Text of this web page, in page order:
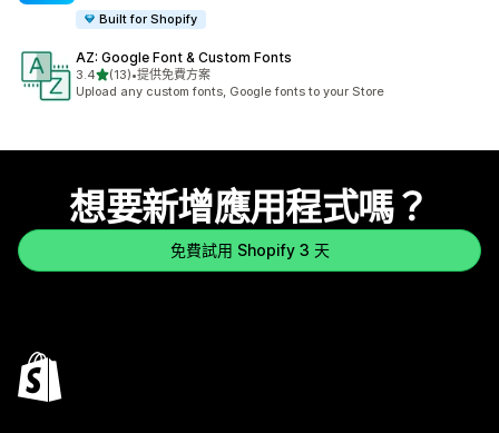
Built for Shopify
AZ: Google Font & Custom Fonts
3.4滿分 5 顆星
(13)
共有 13 則評價
•提供免費方案
Upload any custom fonts, Google fonts to your Store
想要新增應用程式嗎？
免費試用 Shopify 3 天